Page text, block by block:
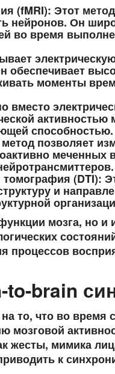
(fMRI): Этот
нейронов. Он
во время
обеспечивает
моменты
вместо
активностью
способностью.
позволяет
меченных
(DTI):
и
мозга, но и
процессов
to-brain
то, что во время
мозговой
жесты, мимика
к